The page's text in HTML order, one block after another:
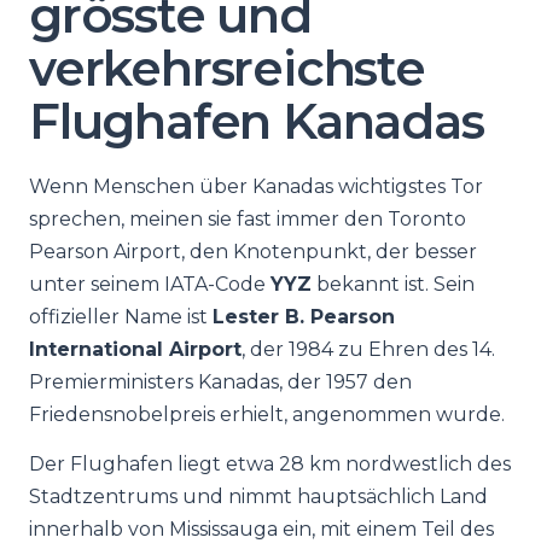
grösste und
verkehrsreichste
Flughafen Kanadas
Wenn Menschen über Kanadas wichtigstes Tor
sprechen, meinen sie fast immer den Toronto
Pearson Airport, den Knotenpunkt, der besser
unter seinem IATA-Code YYZ bekannt ist. Sein
offizieller Name ist Lester B. Pearson
International Airport, der 1984 zu Ehren des 14.
Premierministers Kanadas, der 1957 den
Friedensnobelpreis erhielt, angenommen wurde.
Der Flughafen liegt etwa 28 km nordwestlich des
Stadtzentrums und nimmt hauptsächlich Land
innerhalb von Mississauga ein, mit einem Teil des